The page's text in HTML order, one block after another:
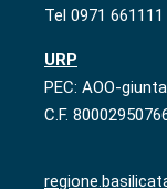
Tel 0971 661111
URP
PEC: AOO-
C.F.